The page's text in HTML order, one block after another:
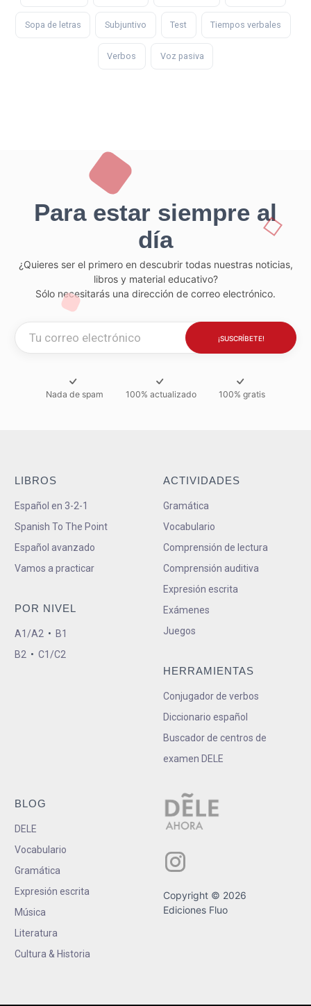
Sopa de letras Subjuntivo Test Tiempos verbales
Verbos Voz pasiva
Para estar siempre al
día
¿Quieres ser el primero en descubrir todas nuestras noticias,
libros y material educativo?
Sólo necesitarás una dirección de correo electrónico.
Nada de spam 100% actualizado 100% gratis
LIBROS
Español en 3-2-1
Spanish To The Point
Español avanzado
Vamos a practicar
POR NIVEL
A1/A2 • B1
B2 • C1/C2
ACTIVIDADES
Gramática
Vocabulario
Comprensión de lectura
Comprensión auditiva
Expresión escrita
Exámenes
Juegos
HERRAMIENTAS
Conjugador de verbos
Diccionario español
Buscador de centros de
examen DELE
BLOG
DELE
Vocabulario
Gramática
Expresión escrita
Música
Literatura
Cultura & Historia
Copyright © 2026
Ediciones Fluo